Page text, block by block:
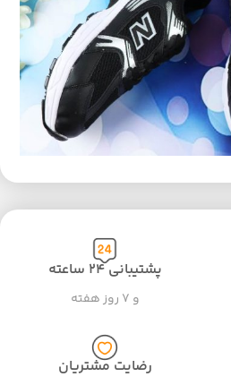
پشتیبانی ۲۴ ساعته
و ۷ روز هفته
رضایت مشتریان